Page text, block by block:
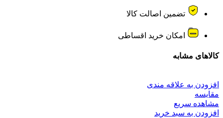
تضمین اصالت کالا
امکان خرید اقساطی
کالاهای مشابه
افزودن به علاقه مندی
مقایسه
مشاهده سریع
افزودن به سبد خرید